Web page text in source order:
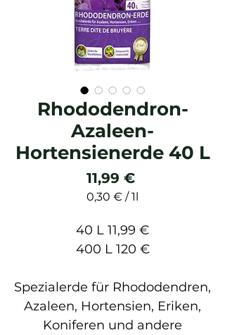
Rhododendron-
Azaleen-
Hortensienerde 40 L
11,99 €Preis
0,30 € /1l
pro
1
Liter
40 L 11,99 €
400 L 120 €
Spezialerde für Rhododendren,
Azaleen, Hortensien, Eriken,
Koniferen und andere